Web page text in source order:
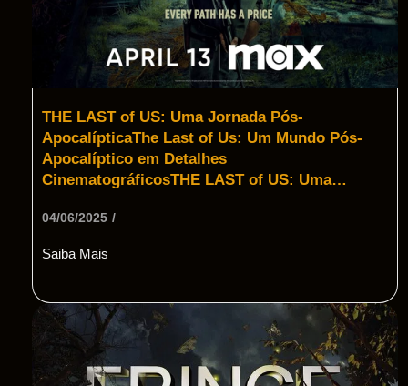
THE LAST of US: Uma Jornada Pós-
ApocalípticaThe Last of Us: Um Mundo Pós-
Apocalíptico em Detalhes
CinematográficosTHE LAST of US: Uma…
04/06/2025 /
Saiba Mais